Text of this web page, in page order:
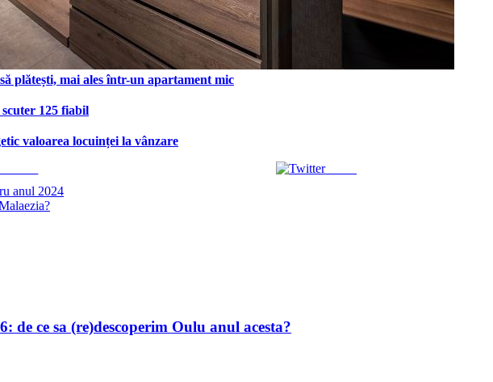
plătești, mai ales într-un apartament mic
125 fiabil
valoarea locuinței la vânzare
Tweet
anul 2024
de ce sa (re)descoperim Oulu anul acesta?